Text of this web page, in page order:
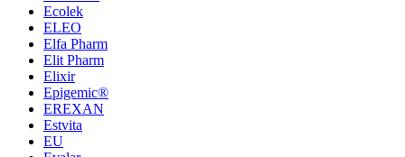
Ecolek
ELEO
Elfa Pharm
Elit Pharm
Elixir
Epigemic®
EREXAN
Estvita
EU